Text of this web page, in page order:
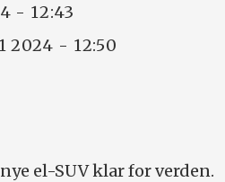
- 12:43
2024 - 12:50
el-SUV klar for verden.